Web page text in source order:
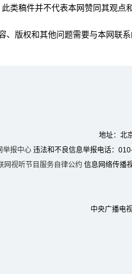
类稿件并不代表本网赞同其观点
、版权和其他问题需要与本网联
地址：北
举报中心违法和不良信息举报电话：
网视听节目服务自律公约 信息网络传播
中央广播电